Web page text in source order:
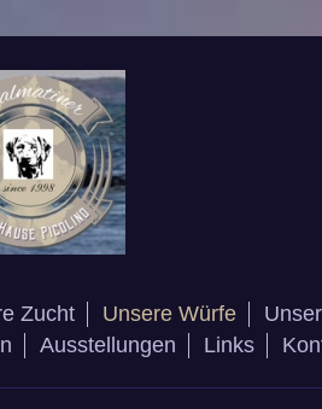
Zucht Unsere Würfe
Ausstellungen Links